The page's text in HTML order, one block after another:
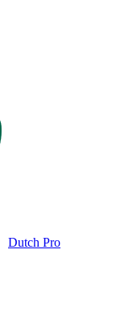
Dutch Pro